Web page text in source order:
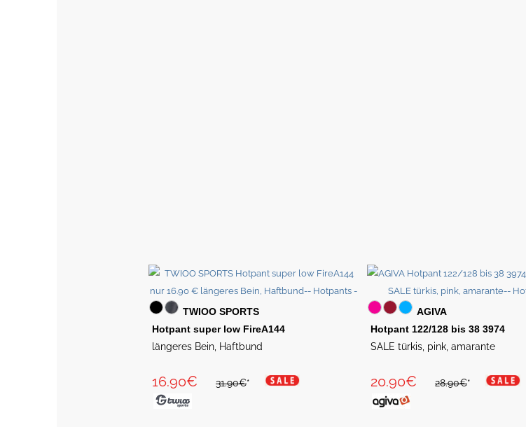
TWIOO SPORTS
Hotpant super low FireA144
längeres Bein, Haftbund
16.90€ 31.90€*
AGIVA
Hotpant 122/128 bis 38 3974
SALE türkis, pink, amarante
20.90€ 28.90€*